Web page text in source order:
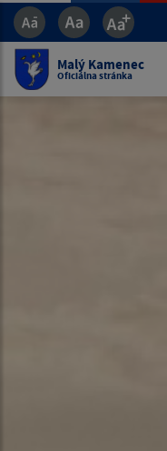
Malý Kamenec
Oficiálna stránka